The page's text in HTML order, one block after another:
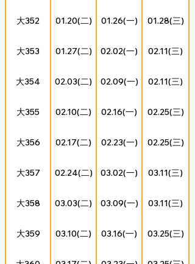
大352 01.20(二) 01.26(一) 01.28(三)
大353 01.27(二) 02.02(一) 02.11(三)
大354 02.03(二) 02.09(一) 02.11(三)
大355 02.10(二) 02.16(一) 02.25(三)
大356 02.17(二) 02.23(一) 02.25(三)
大357 02.24(二) 03.02(一) 03.11(三)
大358 03.03(二) 03.09(一) 03.11(三)
大359 03.10(二) 03.16(一) 03.25(三)